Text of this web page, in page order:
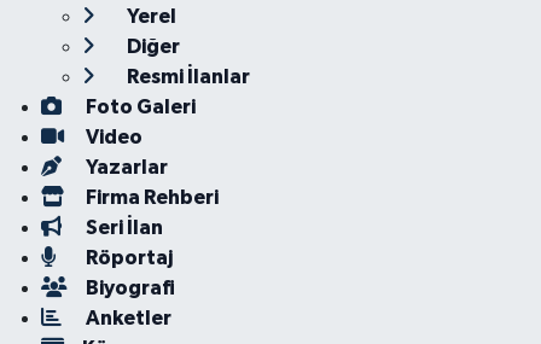
Yerel
Diğer
Resmi İlanlar
Foto Galeri
Video
Yazarlar
Firma Rehberi
Seri İlan
Röportaj
Biyografi
Anketler